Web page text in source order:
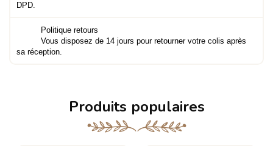
DPD.
Politique retours
Vous disposez de 14 jours pour retourner votre colis après
sa réception.
Produits populaires